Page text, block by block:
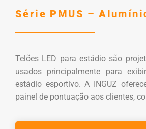
Série PMUS –
Telões LED para estádio são
usados ​​principalmente para
estádio esportivo. A INGUZ
painel de pontuação aos clientes,